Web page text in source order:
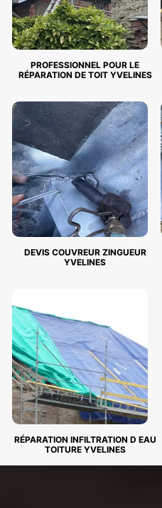
PROFESSIONNEL POUR LE
RÉPARATION DE TOIT YVELINES
DEVIS COUVREUR ZINGUEUR
YVELINES
RÉPARATION INFILTRATION D EAU
TOITURE YVELINES